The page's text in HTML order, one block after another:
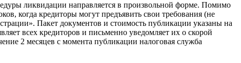
ликвидации направляется в произвольной форме. Помимо
когда кредиторы могут предъявить свои требования (не
Пакет документов и стоимость публикации указаны на
всех кредиторов и письменно уведомляет их о скорой
2 месяцев с момента публикации налоговая служба